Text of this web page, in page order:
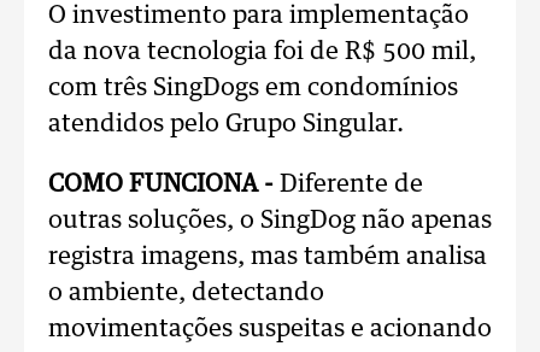
O investimento para implementação
da nova tecnologia foi de R$ 500 mil,
com três SingDogs em condomínios
atendidos pelo Grupo Singular.
COMO FUNCIONA - Diferente de
outras soluções, o SingDog não apenas
registra imagens, mas também analisa
o ambiente, detectando
movimentações suspeitas e acionando